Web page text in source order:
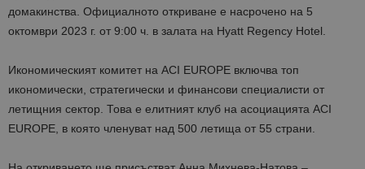
домакинства. Официалното откриване е насрочено на 5
октомври 2023 г. от 9:00 ч. в залата на Hyatt Regency Hotel.
Икономическият комитет на ACI EUROPE включва топ
икономически, стратегически и финансови специалисти от
летищния сектор. Това е елитният клуб на асоциацията ACI
EUROPE, в която членуват над 500 летища от 55 страни.